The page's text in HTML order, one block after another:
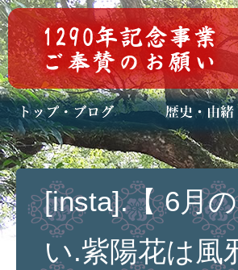
トップページ
ブログ(日々八百万)
お知らせ一覧 歴史・ご祭神
年中行事
メディア掲載
[insta].【 6月
い.紫陽花は風